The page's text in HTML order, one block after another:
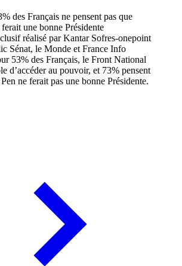
réalisé par Kantar Sofres-onepoint
Sénat, le Monde et France Info
53% des Français, le Front National
d’accéder au pouvoir, et 73% pensent
ne ferait pas une bonne Présidente.